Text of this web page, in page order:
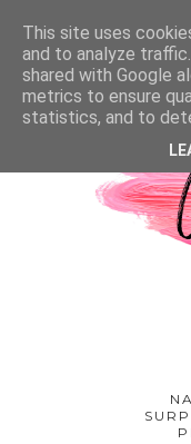
This site uses
and to analyze
shared with Google
metrics to ensure
statistics, and to